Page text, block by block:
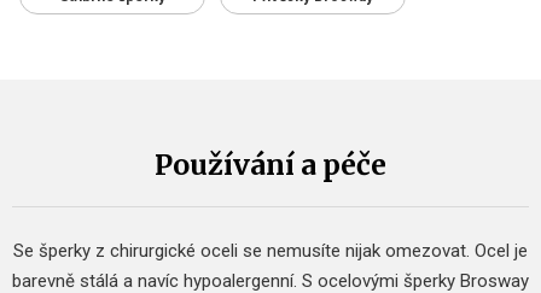
Používání a péče
Se šperky z chirurgické oceli se nemusíte nijak omezovat. Ocel je
barevně stálá a navíc hypoalergenní. S ocelovými šperky Brosway